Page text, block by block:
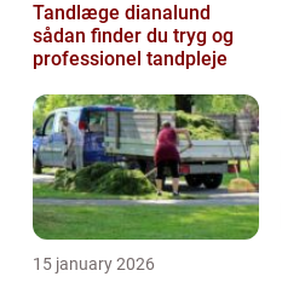
Tandlæge dianalund
sådan finder du tryg og
professionel tandpleje
15 january 2026